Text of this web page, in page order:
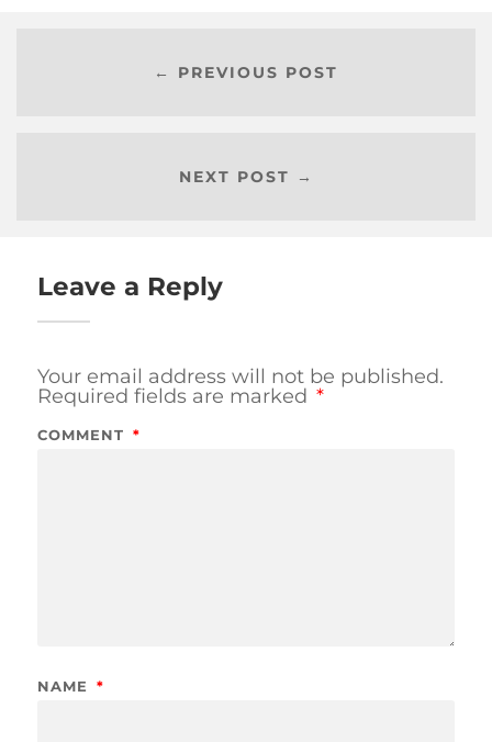
← PREVIOUS POST
NEXT POST →
Leave a Reply
Your email address will not be published.
Required fields are marked *
COMMENT *
NAME *